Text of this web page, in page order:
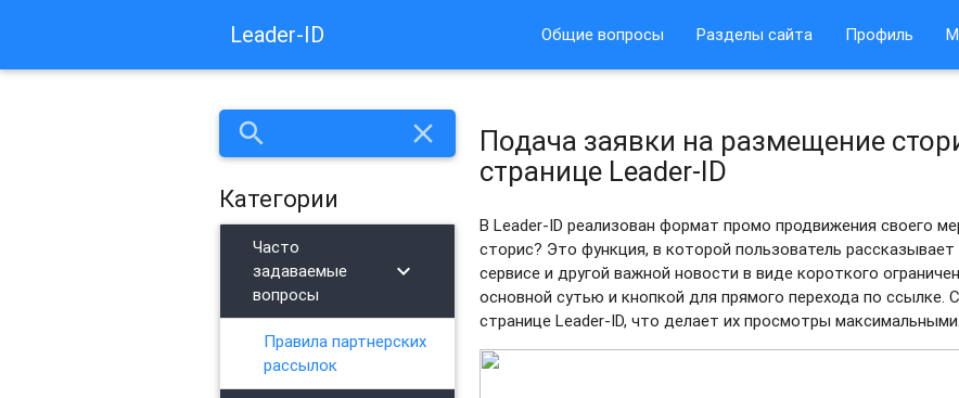
Leader-ID Общие вопросы Разделы сайта Профиль
search close
Категории
Часто
задаваемые
вопросы
chevron_right
Правила партнерских
рассылок
Подача заявки на размещение
странице Leader-ID
В Leader-ID реализован формат промо продвижения своего
сторис? Это функция, в которой пользователь
сервисе и другой важной новости в виде короткого
основной сутью и кнопкой для прямого перехода по ссылке.
странице Leader-ID, что делает их просмотры максимальными.